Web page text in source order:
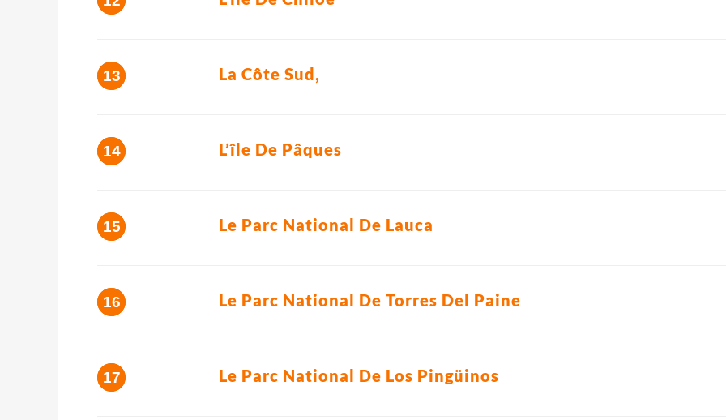
La Côte Sud,
L’île De Pâques
Le Parc National De Lauca
Le Parc National De Torres Del Paine
Le Parc National De Los Pingüinos